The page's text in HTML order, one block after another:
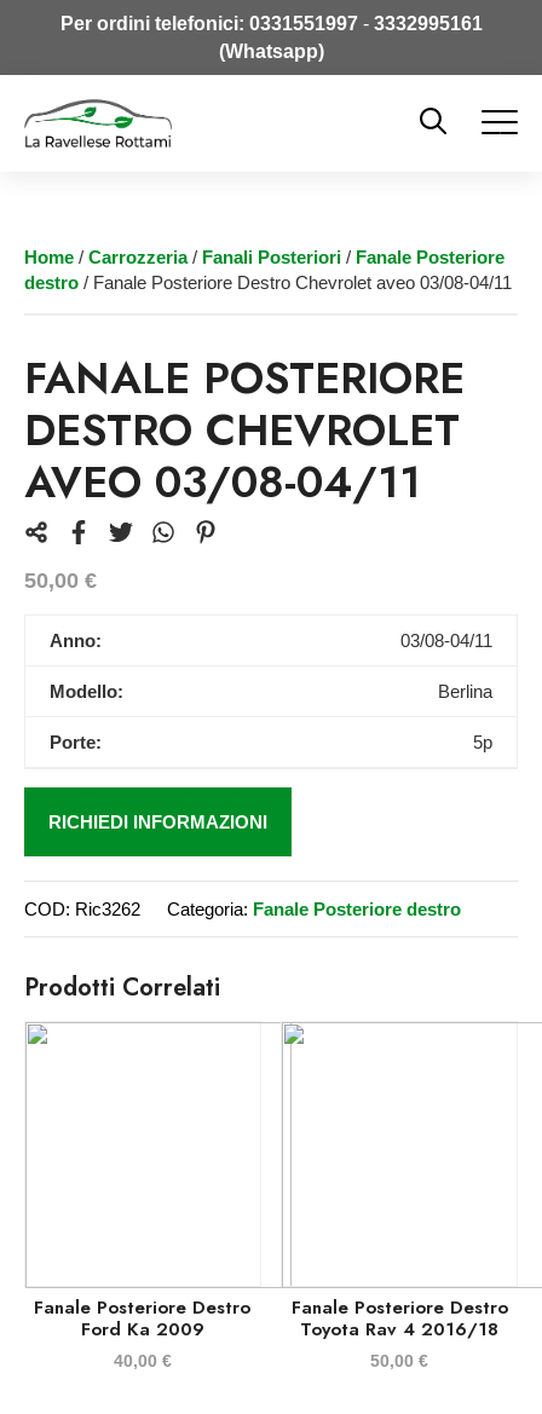
Per ordini telefonici: 0331551997- 3332995161
(Whatsapp)
Home / Carrozzeria/ Fanali Posteriori / Fanale Posteriore
destro / Fanale Posteriore Destro Chevrolet aveo 03/08-04/11
FANALE POSTERIORE
DESTRO CHEVROLET
AVEO 03/08-04/11
50,00 €
Anno: 03/08-04/11
Modello: Berlina
Porte: 5p
RICHIEDI INFORMAZIONI
COD: Ric3262 Categoria: Fanale Posteriore destro
Prodotti Correlati
Fanale Posteriore Destro
Ford Ka 2009
40,00 €
Fanale Posteriore Destro
Toyota Rav 4 2016/18
50,00€